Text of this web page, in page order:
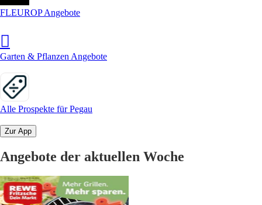
FLEUROP Angebote
Garten & Pflanzen Angebote
Alle Prospekte für Pegau
Zur App
Angebote der aktuellen Woche